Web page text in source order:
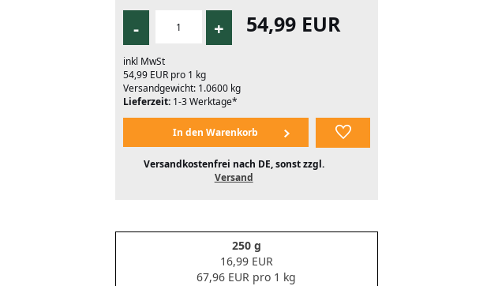
- + 54,99 EUR
inkl MwSt
54,99 EUR pro 1 kg
Versandgewicht: 1.0600 kg
Lieferzeit:1-3 Werktage*
Versandkostenfrei nach DE, sonst zzgl.
Versand
250 g
16,99 EUR
67,96 EUR pro 1 kg